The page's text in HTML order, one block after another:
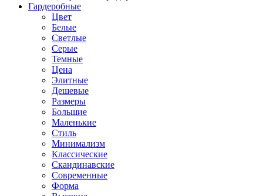
Гардеробные
Цвет
Белые
Светлые
Серые
Темные
Цена
Элитные
Дешевые
Размеры
Большие
Маленькие
Стиль
Минимализм
Классические
Скандинавские
Современные
Форма